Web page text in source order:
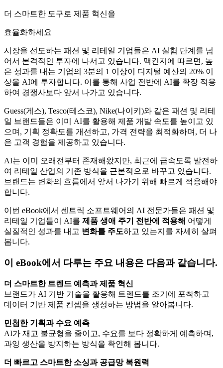
더 스마트한 도구로 제품 혁신을
효율화하세요
시장을 선도하는 패션 및 리테일 기업들은 AI 실험 단계를 넘
어서 본격적인 투자에 나서고 있습니다. 맥킨지에 따르면, 높
은 성과를 내는 기업의 3분의 1 이상이 디지털 예산의 20% 이
상을 AI에 투자합니다. 이를 통해 사업 전반에 AI를 확장 적용
하여 경쟁사보다 앞서 나가고 있습니다.
Guess(게스), Tesco(테스코), Nike(나이키)와 같은 패션 및 리테
일 브랜드들은 이미 AI를 활용해 제품 개발 속도를 높이고 있
으며, 기획 정확도를 개선하고, 가격 전략을 최적화하며, 더 나
은 고객 경험을 제공하고 있습니다.
AI는 이미 오래전부터 존재해왔지만, 최근에 급속도록 발전하
여 리테일 산업의 기존 방식을 근본적으로 바꾸고 있습니다.
브랜드는 변화의 흐름에서 앞서 나가기 위해 빠르게 적응해야
합니다.
이번 eBook에서 센트릭 소프트웨어의 AI 전문가들은 패션 및
리테일 기업들이 AI를 제품 생애 주기 전반에 적용해 어떻게
실질적인 성과를 내고 변화를 주도하고 있는지를 자세히 살펴
봅니다.
이 eBook에서 다루는 주요 내용은 다음과 같습니다.
더 스마트한 트렌드 예측과 제품 혁신
브랜드가 AI 기반 기술을 활용해 트렌드를 조기에 포착하고
데이터 기반 제품 컨셉을 생성하는 방법을 알아봅니다.
민첩한 기획과 수요 예측
AI가 재고 불균형을 줄이고, 수요를 보다 정확하게 예측하며,
과잉 생산을 방지하는 방식을 확인해 봅니다.
더 빠르고 스마트한 소싱과 공급망 복원력